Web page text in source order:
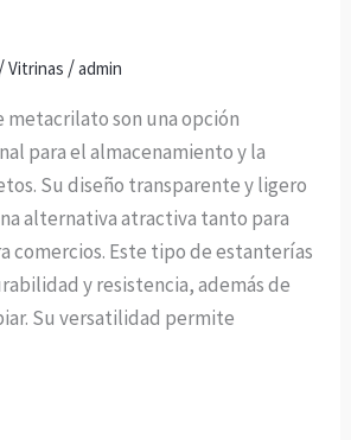
/Vitrinas /admin
metacrilato son una opción
para el almacenamiento y la
Su diseño transparente y ligero
alternativa atractiva tanto para
comercios. Este tipo de estanterías
y resistencia, además de
Su versatilidad permite